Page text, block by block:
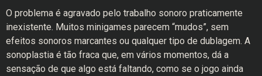
O problema é agravado pelo trabalho sonoro praticamente
inexistente. Muitos minigames parecem “mudos”, sem
efeitos sonoros marcantes ou qualquer tipo de dublagem. A
sonoplastia é tão fraca que, em vários momentos, dá a
sensação de que algo está faltando, como se o jogo ainda